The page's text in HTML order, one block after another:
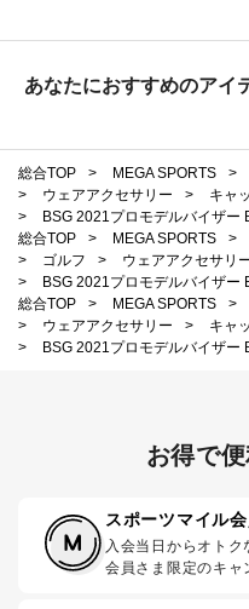
あなたにおすすめのアイ
総合TOP > MEGA SPORTS >
>
ウェアアクセサリー >
キャ
>
BSG 2021プロモデルバイザー
総合TOP
> MEGA SPORTS >
>
ゴルフ > ウェアアクセサリ
>
BSG 2021プロモデルバイザー
総合TOP
> MEGA SPORTS >
>
ウェアアクセサリー >
キャ
>
BSG 2021プロモデルバイザー
お得で
スポーツマイル
入会当日からオトク
会員さま限定のキャ